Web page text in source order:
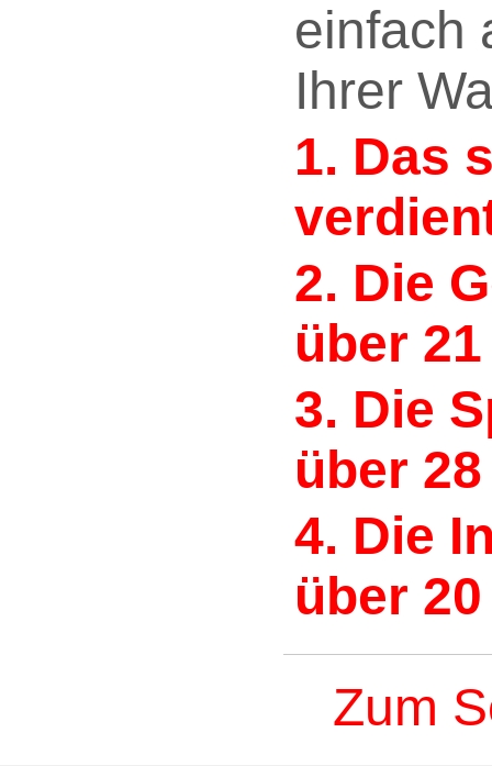
einfach
Ihrer
1. Das
2. Die
über
3. Die
über
4. Die
über
Zum